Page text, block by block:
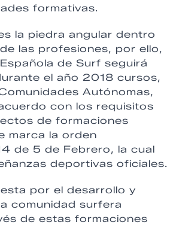
formativas.
la piedra angular dentro
las profesiones, por ello,
de Surf seguirá
el año 2018 cursos,
Autónomas,
con los requisitos
de formaciones
marca la orden
de 5 de Febrero, la cual
deportivas oficiales.
por el desarrollo y
comunidad surfera
de estas formaciones